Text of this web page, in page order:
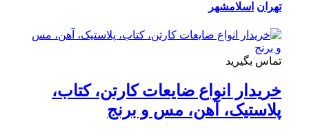
تهران اسلامشهر
تماس بگیرید
خریدار انواع ضایعات کارتن، کتاب،
پلاستیک، آهن، مس و برنج